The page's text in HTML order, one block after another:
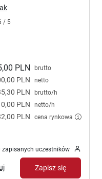
/ 5
PLN brutto
PLN netto
PLN brutto/h
PLN netto/h
PLN cena rynkowa
zapisanych uczestników
Zapisz się